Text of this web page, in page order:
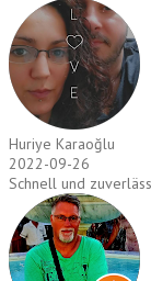
Huriye Karaoğlu
2022-09-26
Schnell und